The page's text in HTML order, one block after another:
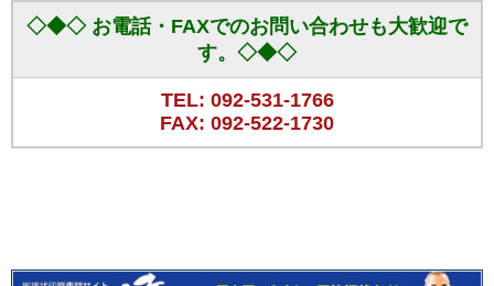
◇◆◇ お電話・FAXでのお問い合わせも大歓迎で
す。◇◆◇
TEL: 092-531-1766
FAX: 092-522-1730